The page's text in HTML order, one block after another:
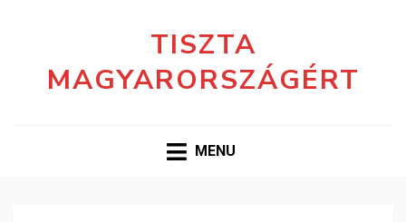
TISZTA
MAGYARORSZÁGÉRT
MENU